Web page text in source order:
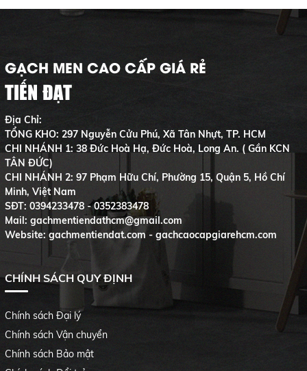
GẠCH MEN CAO CẤP GIÁ RẺ
TIẾN ĐẠT
Địa Chỉ:
TỔNG KHO: 297 Nguyễn Cửu Phú, Xã Tân Nhựt, TP. HCM
CHI NHÁNH 1: 38 Đức Hoà Hạ, Đức Hoà, Long An. ( Gần KCN
TÂN ĐỨC)
CHI NHÁNH 2: 97 Phạm Hữu Chí, Phường 15, Quận 5, Hồ Chí
Minh, Việt Nam
SĐT: 0394233478 - 0352383478
Mail: gachmentiendathcm@gmail.com
Website: gachmentiendat.com - gachcaocapgiarehcm.com
CHÍNH SÁCH QUY ĐỊNH
Chính sách Đại lý
Chính sách Vận chuyển
Chính sách Bảo mật